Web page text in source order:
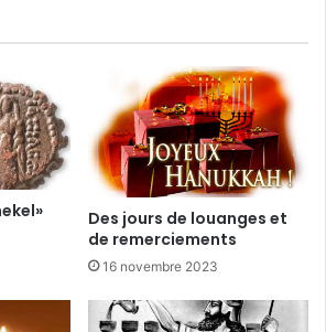
Des jours de louanges et
de remerciements
16 novembre 2023